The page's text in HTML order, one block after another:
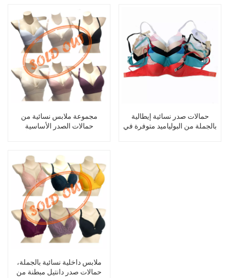
مجموعة ملابس نسائية من
حمالات الصدر الأساسية
للتعديل
حمالات صدر نسائية إيطالية
بالجملة من البولياميد متوفرة في
ملابس داخلية نسائية بالجملة،
حمالات صدر دانتيل مبطنة من